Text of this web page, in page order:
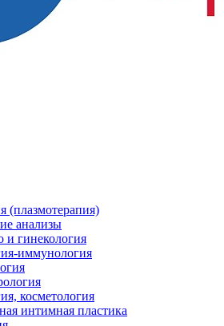
(плазмотерапия)
анализы
и гинекология
иммунология
косметология
интимная пластика